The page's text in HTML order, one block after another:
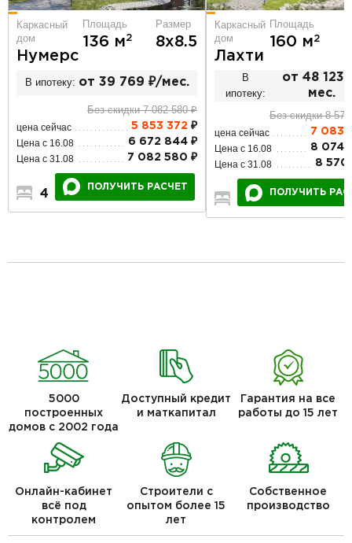
Каркасный
дом
Нумерс
Площадь
136 м2
Размер
8х8.5
В ипотеку: от 39 769 ₽/мес.
Без скидки 7 082 580 ₽
цена сейчас 5 853 372 ₽
Цена с 16.08 6 672 844 ₽
Цена с 31.08 7 082 580 ₽
4 2 2
ПОЛУЧИТЬ РАСЧЕТ
Каркасный
дом
Лахти
Площадь
160 м2
В
ипотеку:
от 48 123
мес.
Без скидки 8
цена сейчас 7 083
Цена с 16.08 8 074
Цена с 31.08 8 570
4
ПОЛУЧИТЬ
5000
построенных
домов с 2002 года
Доступный кредит
и маткапитал
Гарантия на все
работы до 15 лет
Онлайн-кабинет
всё под
контролем
Строители с
опытом более 15
лет
Собственное
производство